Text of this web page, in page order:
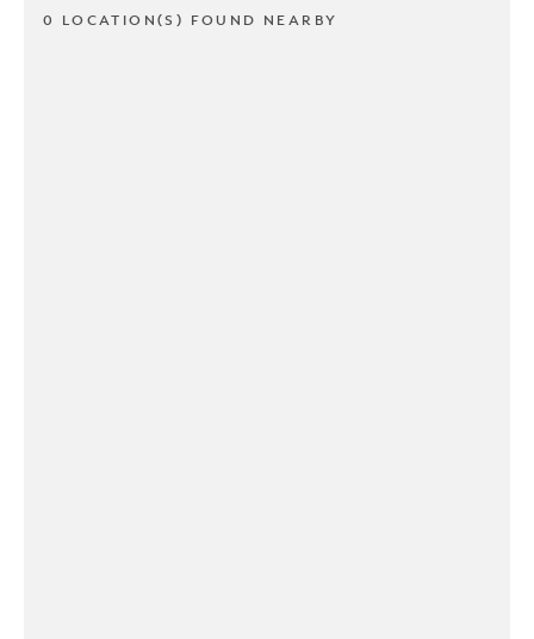
0 LOCATION(S) FOUND NEARBY